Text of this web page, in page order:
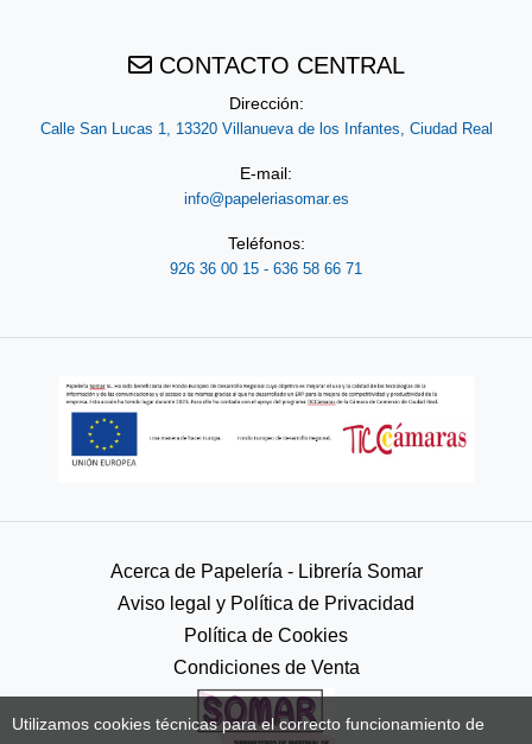
CONTACTO CENTRAL
Dirección:
Calle San Lucas 1, 13320 Villanueva de los Infantes, Ciudad Real
E-mail:
info@papeleriasomar.es
Teléfonos:
926 36 00 15 - 636 58 66 71
Acerca de Papelería - Librería Somar
Aviso legal y Política de Privacidad
Política de Cookies
Condiciones de Venta
Utilizamos cookies técnicas para el correcto funcionamiento de